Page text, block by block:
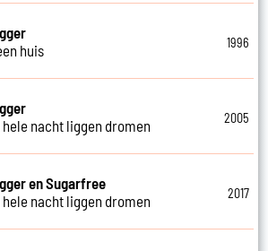
huis
1996
hele nacht liggen dromen
2005
en Sugarfree
hele nacht liggen dromen
2017